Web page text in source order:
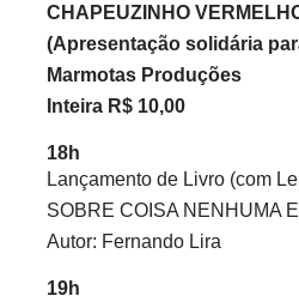
CHAPEUZINHO
(Apresentação solidária
Marmotas Produções
Inteira R$ 10,00
18h
Lançamento de Livro (com
SOBRE COISA NENHUMA
Autor: Fernando Lira
19h